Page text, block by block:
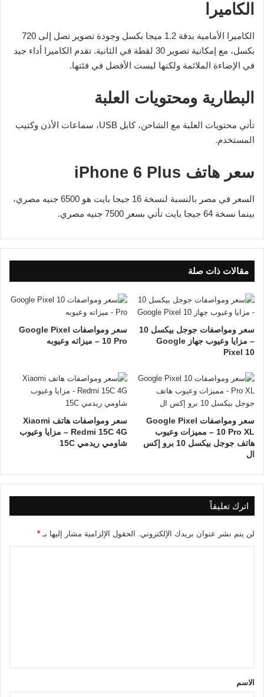
الكاميرا
الكاميرا الأمامية بدقة 1.2 ميجا بكسل وجودة تصوير تصل إلى 720
بكسل، مع إمكانية تصوير 30 لقطة في الثانية. تقدم الكاميرا أداء جيد
في الإضاءة الملائمة ولكنها ليست الأفضل في فئتها.
البطارية ومحتويات العلبة
تأتي محتويات العلبة مع الشاحن، كابل USB، سماعات الأذن وكتيب
المستخدم.
سعر هاتف iPhone 6 Plus
السعر في مصر بالنسبة لنسخة 16 جيجا بايت هو 6500 جنيه مصري،
بينما نسخة 64 جيجا بايت تأتي بسعر 7500 جنيه مصري.
مقالات ذات صلة
سعر ومواصفات جوجل بيكسل 10
– مزايا وعيوب جهاز Google
Pixel 10
سعر ومواصفات Google Pixel
10 Pro – ميزاته وعيوبه
سعر ومواصفات Google Pixel
10 Pro XL – مميزات وعيوب
هاتف جوجل بيكسل 10 برو إكس
ال
سعر ومواصفات هاتف Xiaomi
Redmi 15C 4G – مزايا وعيوب
شاومي ريدمي 15C
اترك تعليقاً
لن يتم نشر عنوان بريدك الإلكتروني. الحقول الإلزامية مشار إليها بـ *
*الاسم